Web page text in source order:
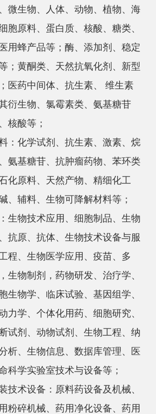
微生物、人体、动物、植物、海
胞原料、蛋白质、核酸、糖类、
用蜂产品等；酶、添加剂、稳定
；黄酮类、天然抗氧化剂、新型
医药中间体、抗生素、
维生素
衍生物、氯霉素类、氨基糖苷
核酸等；
： 化学试剂、抗生素、激素、烷
氨基糖苷、抗肿瘤药物、苯环类
化原料、天然产物、精细化工
、辅料、生物可降解材料等；
生物技术应用、细胞制品、生物
抗原、抗体、生物技术设备与服
程、生物医学应用、疫苗、多
生物制剂，药物研发、治疗学、
生物学、临床试验、基因组学、
力学、个体化用药、细胞研究、
试剂、动物试剂、生物工程、纳
析、生物信息、数据库管理、医
科学实验室技术与设备等；
技术设备： 原料药设备及机械、
粉碎机械、药用净化设备、药用